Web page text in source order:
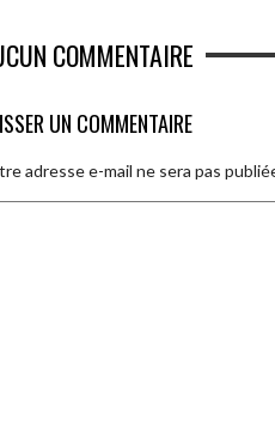
COMMENTAIRE
UN COMMENTAIRE
adresse e-mail ne sera pas